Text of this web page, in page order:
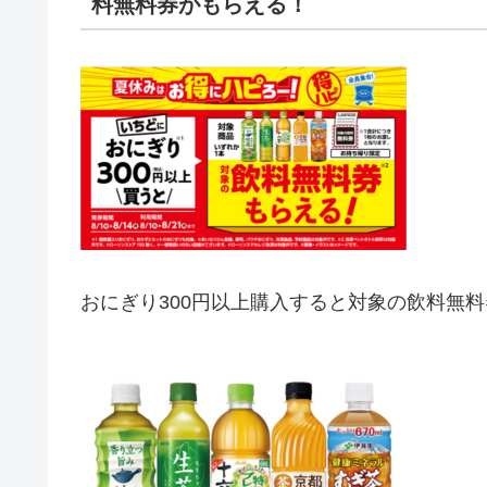
料無料券がもらえる！
おにぎり300円以上購入すると対象の飲料無料